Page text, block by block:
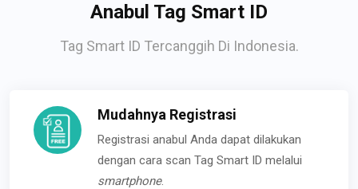
Anabul Tag Smart ID
Tag Smart ID Tercanggih Di Indonesia.
Mudahnya Registrasi
Registrasi anabul Anda dapat dilakukan
dengan cara scan Tag Smart ID melalui
smartphone.